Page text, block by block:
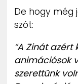
De hogy még
szót:
“A Zinát azért
animációsok
szerettünk